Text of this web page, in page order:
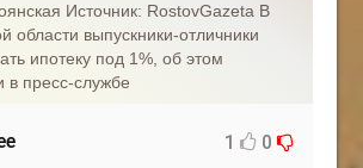
Источник: RostovGazeta В
области выпускники-отличники
ипотеку под 1%, об этом
в пресс-службе
1 0